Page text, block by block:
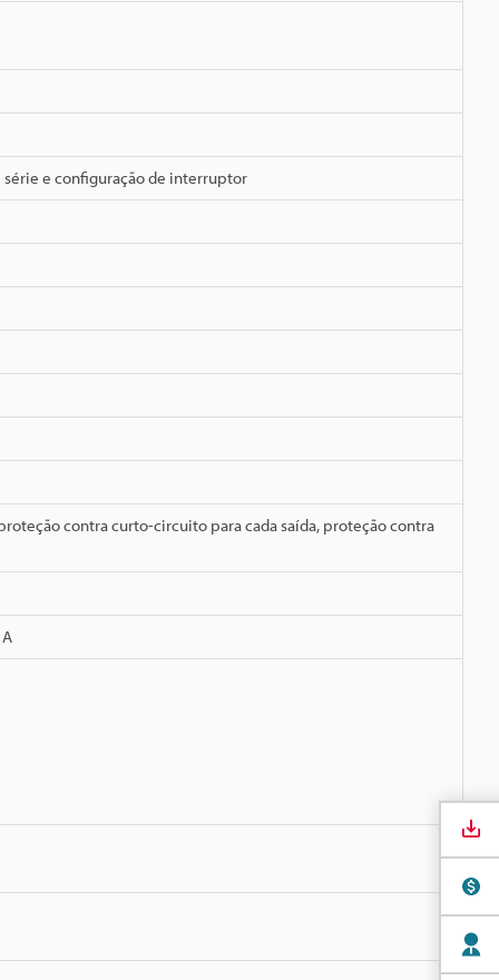
e configuração de interruptor
contra curto-circuito para cada saída, proteção contra